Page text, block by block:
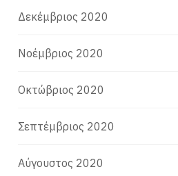
Δεκέμβριος 2020
Νοέμβριος 2020
Οκτώβριος 2020
Σεπτέμβριος 2020
Αύγουστος 2020